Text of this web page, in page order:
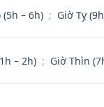
(5h – 6h) ; Giờ Tỵ
– 2h) ; Giờ Thìn